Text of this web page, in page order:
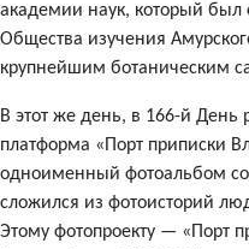
академии наук, который был
Общества изучения
крупнейшим ботаническим
В этот же день, в 166-й День
платформа «Порт приписки
одноименный фотоальбом
сложился из фотоисторий
Этому фотопроекту — «Порт